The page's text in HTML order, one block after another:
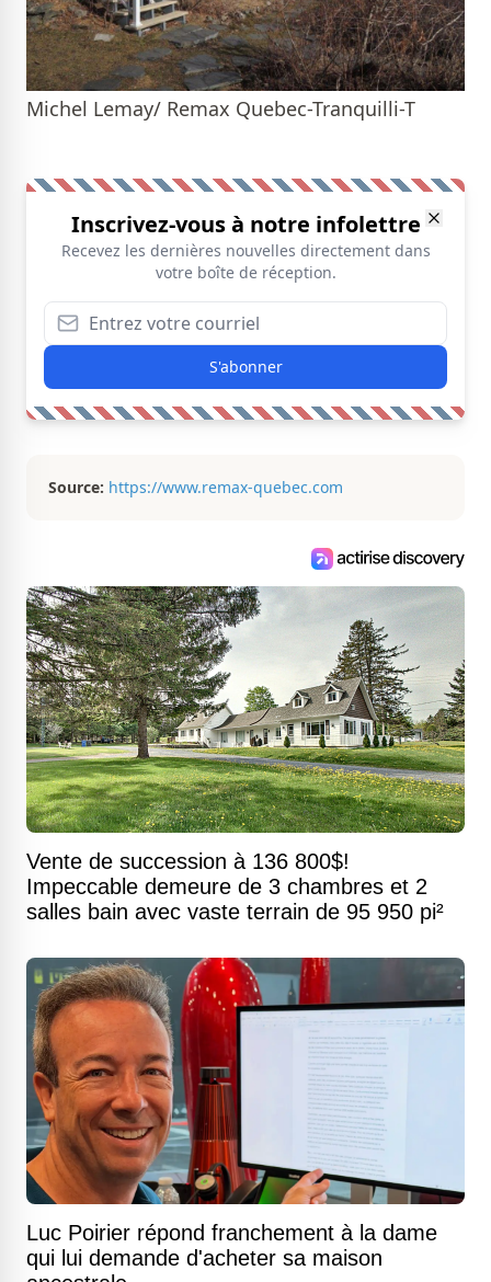
Michel Lemay/ Remax Quebec-Tranquilli-T
Inscrivez-vous à notre infolettre
Recevez les dernières nouvelles directement dans
votre boîte de réception.
S'abonner
Source: https://www.remax-quebec.com
Vente de succession à 136 800$!
Impeccable demeure de 3 chambres et 2
salles bain avec vaste terrain de 95 950 pi²
Luc Poirier répond franchement à la dame
qui lui demande d'acheter sa maison